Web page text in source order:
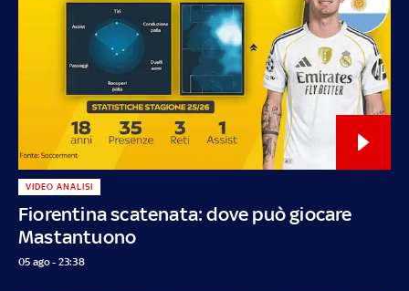
Fiorentina scatenata: dove può giocare
Mastantuono
VIDEO ANALISI
05 ago - 23:38